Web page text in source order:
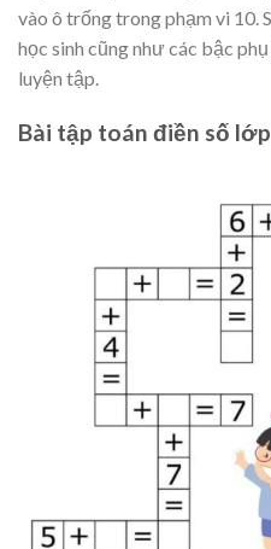
vào ô trống trong phạm vi 10.
học sinh cũng như các bậc
luyện tập.
Bài tập toán điền số